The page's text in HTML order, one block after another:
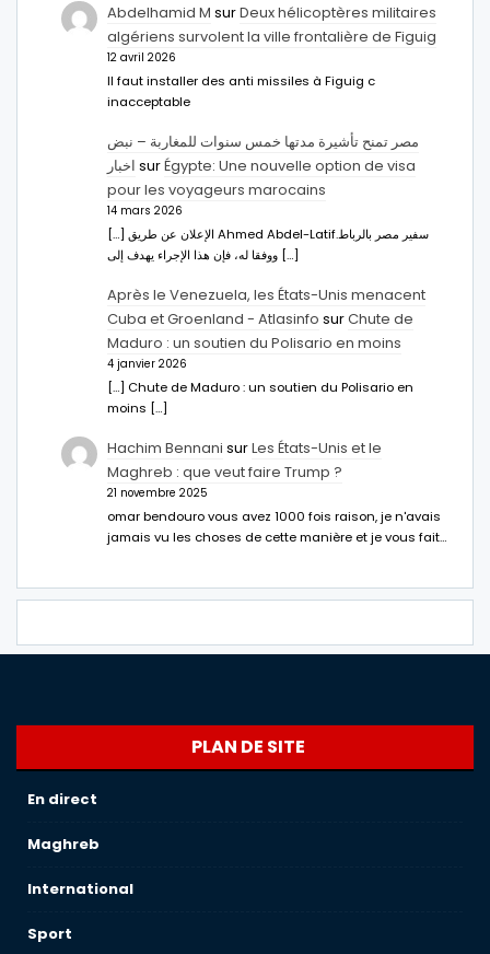
Abdelhamid M surDeux hélicoptères militaires
algériens survolent la ville frontalière de Figuig
12 avril 2026
Il faut installer des anti missiles à Figuig c
inacceptable
مصر تمنح تأشيرة مدتها خمس سنوات للمغاربة – نبض
اخبار surÉgypte: Une nouvelle option de visa
pour les voyageurs marocains
14 mars 2026
[…] الإعلان عن طريق Ahmed Abdel-Latifسفير مصر بالرباط.
ووفقا له، فإن هذا الإجراء يهدف إلى […]
Après le Venezuela, les États-Unis menacent
Cuba et Groenland - Atlasinfo surChute de
Maduro : un soutien du Polisario en moins
4 janvier 2026
[…] Chute de Maduro : un soutien du Polisario en
moins […]
Hachim Bennani surLes États-Unis et le
Maghreb : que veut faire Trump ?
21 novembre 2025
omar bendouro vous avez 1000 fois raison, je n'avais
jamais vu les choses de cette manière et je vous fait…
PLAN DE SITE
En direct
Maghreb
International
Sport